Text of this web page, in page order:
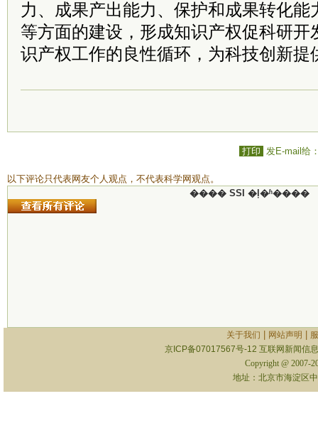
力、成果产出能力、保护和成果转化能
等方面的建设，形成知识产权促科研开
识产权工作的良性循环，为科技创新提
打印 发E-mail给
以下评论只代表网友个人观点，不代表科学网观点。
���� SSI �ļ�ʱ����
关于我们 网站声明
京ICP备07017567号-12 互联网新闻信
Copyright @ 2007-
地址：北京市海淀区